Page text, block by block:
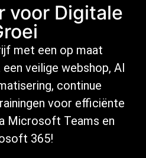
voor Digitale
met een op maat
veilige webshop, AI
, continue
voor efficiënte
Microsoft Teams en
365!